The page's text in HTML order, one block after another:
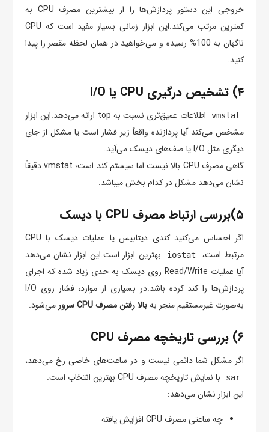
خروجی این دستور پردازش‌ها را از بیشترین مصرف CPU به
کمترین مرتب می‌کند.این ابزار زمانی بسیار مفید است که CPU
ناگهان به 100% رسیده و می‌خواهید در همان لحظه مقصر را پیدا
کنید.
۴) تشخیص درگیری CPU یا I/O
vmstat
اطلاعات عمیق‌تری نسبت به top ارائه می‌دهد.این ابزار
مشخص می‌کند آیا پردازنده واقعاً زیر فشار است یا مشکل از جای
دیگری مثل I/O یا صف‌های دیسک می‌آید.
گاهی مصرف CPU بالا نیست اما سیستم کند است؛ vmstat دقیقاً
نشان می‌دهد مشکل در کدام بخش میباشد.
۵)بررسی ارتباط مصرف CPU با دیسک
اگر احساس می‌کنید کندی دیتابیس یا عملیات دیسک با CPU
مرتبط است،
iostat
بهترین ابزار است.این ابزار نشان می‌دهد
آیا عملیات Read/Write روی دیسک به حدی زیاد شده که اجرای
پردازش‌ها را کند کرده باشد.در بسیاری از موارد، فشار روی I/O
به‌صورت غیرمستقیم منجر بهبالا رفتن مصرف CPU سرور می‌شود.
۶) بررسی تاریخچه مصرف CPU
اگر مشکل شما دائمی نیست و در ساعت‌های خاصی رخ می‌دهد،
sar
با نمایش تاریخچه مصرف CPU بهترین انتخاب است.
این ابزار نشان می‌دهد:
چه ساعتی مصرف CPU افزایش یافته